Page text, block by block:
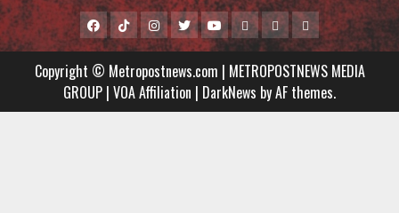
Facebook
Tiktok
Metropostnews
Media
Group
Instagram
TwitterYoutubeMCTVVIDEO
NEWS
AND
MUSIC
Player
Embed
Copyright © Metropostnews.com | METROPOSTNEWS MEDIA
GROUP | VOA Affiliation | DarkNews by AF themes.